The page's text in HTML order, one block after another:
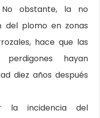
obstante, la no
del plomo en zonas
hace que las
hayan
diez años después
la incidencia del